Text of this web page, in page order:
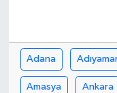
Adana
Amasya Ankara
KADIN-AİLE
YEREL